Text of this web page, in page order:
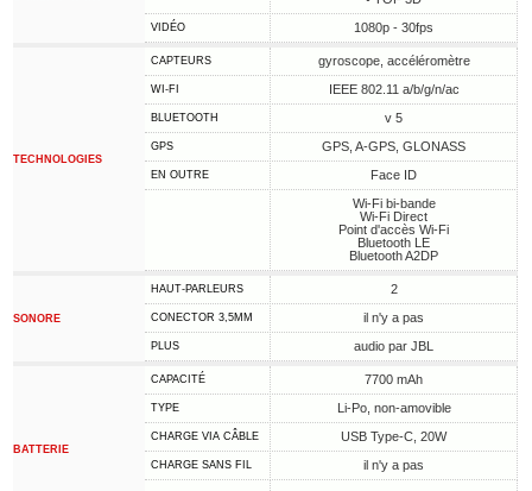
VIDÉO 1080p - 30fps
TECHNOLOGIES
CAPTEURS gyroscope, accéléromètre
WI-FI IEEE 802.11 a/b/g/n/ac
BLUETOOTH v 5
GPS GPS, A-GPS, GLONASS
EN OUTRE
Face ID
Wi-Fi bi-bande
Wi-Fi Direct
Point d'accès Wi-Fi
Bluetooth LE
Bluetooth A2DP
SONORE
HAUT-PARLEURS 2
CONECTOR 3,5MM il n'y a pas
PLUS audio par JBL
BATTERIE
CAPACITÉ 7700 mAh
TYPE Li-Po, non-amovible
CHARGE VIA CÂBLE USB Type-C, 20W
CHARGE SANS FIL il n'y a pas